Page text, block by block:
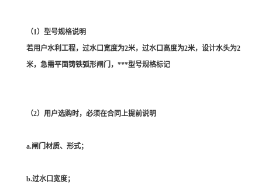
（1）型号规格说明
若用户水利工程，过水口宽度为2米，过水口高度为2米，设计水头为2
米，急需平面铸铁弧形闸门，***型号规格标记
（2）用户选购时，必须在合同上提前说明
a.闸门材质、形式；
b.过水口宽度；